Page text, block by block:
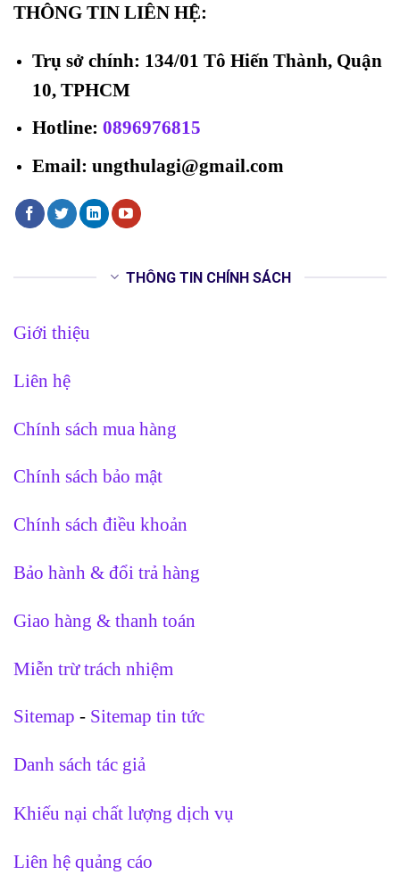
THÔNG TIN LIÊN HỆ:
Trụ sở chính: 134/01 Tô Hiến Thành, Quận
10, TPHCM
Hotline: 0896976815
Email: ungthulagi@gmail.com
THÔNG TIN CHÍNH SÁCH
Giới thiệu
Liên hệ
Chính sách mua hàng
Chính sách bảo mật
Chính sách điều khoản
Bảo hành & đổi trả hàng
Giao hàng & thanh toán
Miễn trừ trách nhiệm
Sitemap - Sitemap tin tức
Danh sách tác giả
Khiếu nại chất lượng dịch vụ
Liên hệ quảng cáo